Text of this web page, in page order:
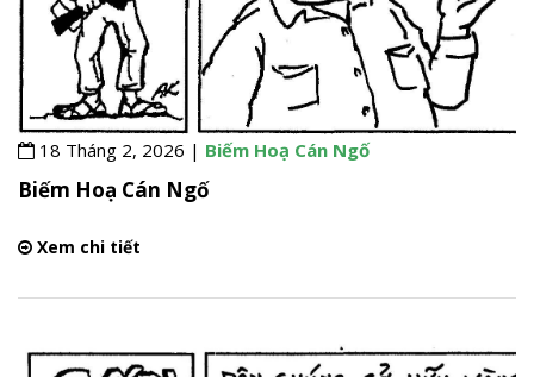
18 Tháng 2, 2026 | Biếm Hoạ Cán Ngố
Biếm Hoạ Cán Ngố
Xem chi tiết